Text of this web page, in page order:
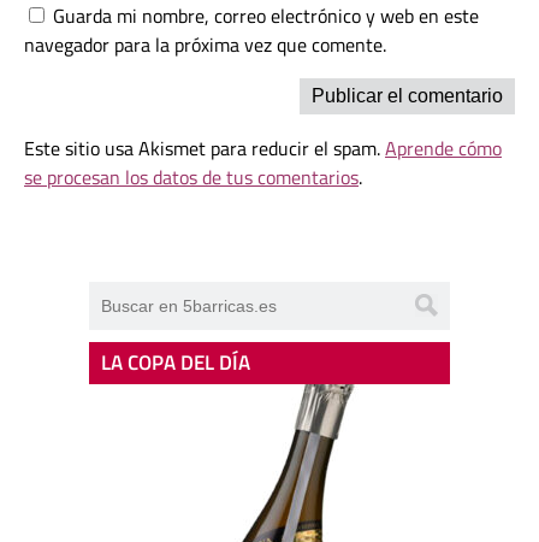
Guarda mi nombre, correo electrónico y web en este
navegador para la próxima vez que comente.
Este sitio usa Akismet para reducir el spam.Aprende cómo
se procesan los datos de tus comentarios.
LA COPA DEL DÍA